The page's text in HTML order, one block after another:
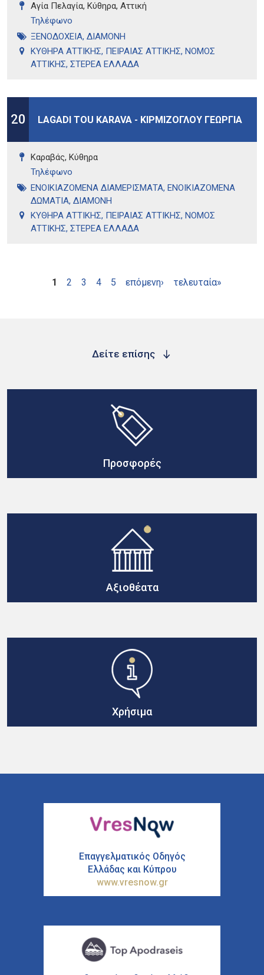
Αγία Πελαγία, Κύθηρα, Αττική
Τηλέφωνo
ΞΕΝΟΔΟΧΕΙΑ, ΔΙΑΜΟΝΗ
ΚΥΘΗΡΑ ΑΤΤΙΚΗΣ, ΠΕΙΡΑΙΑΣ ΑΤΤΙΚΗΣ, ΝΟΜΟΣ
ΑΤΤΙΚΗΣ, ΣΤΕΡΕΑ ΕΛΛΑΔΑ
20 LAGADI TOU KARAVA - ΚΙΡΜΙΖΟΓΛΟΥ ΓΕΩΡΓΙΑ
Καραβάς, Κύθηρα
Τηλέφωνo
ΕΝΟΙΚΙΑΖΟΜΕΝΑ ΔΙΑΜΕΡΙΣΜΑΤΑ, ΕΝΟΙΚΙΑΖΟΜΕΝΑ
ΔΩΜΑΤΙΑ, ΔΙΑΜΟΝΗ
ΚΥΘΗΡΑ ΑΤΤΙΚΗΣ, ΠΕΙΡΑΙΑΣ ΑΤΤΙΚΗΣ, ΝΟΜΟΣ
ΑΤΤΙΚΗΣ, ΣΤΕΡΕΑ ΕΛΛΑΔΑ
1 2 3 4 5 επόμενη› τελευταία»
Δείτε επίσης
Προσφορές
Αξιοθέατα
Χρήσιμα
Επαγγελματικός Οδηγός
Ελλάδας και Κύπρου
www.vresnow.gr